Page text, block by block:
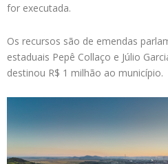
for executada.
Os recursos são de emendas
estaduais Pepê Collaço e Júlio
destinou R$ 1 milhão ao município.